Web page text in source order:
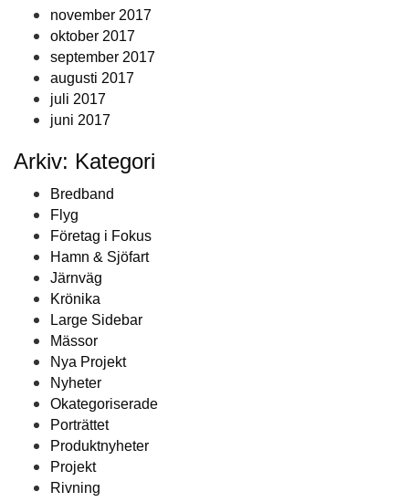
november 2017
oktober 2017
september 2017
augusti 2017
juli 2017
juni 2017
Arkiv: Kategori
Bredband
Flyg
Företag i Fokus
Hamn & Sjöfart
Järnväg
Krönika
Large Sidebar
Mässor
Nya Projekt
Nyheter
Okategoriserade
Porträttet
Produktnyheter
Projekt
Rivning